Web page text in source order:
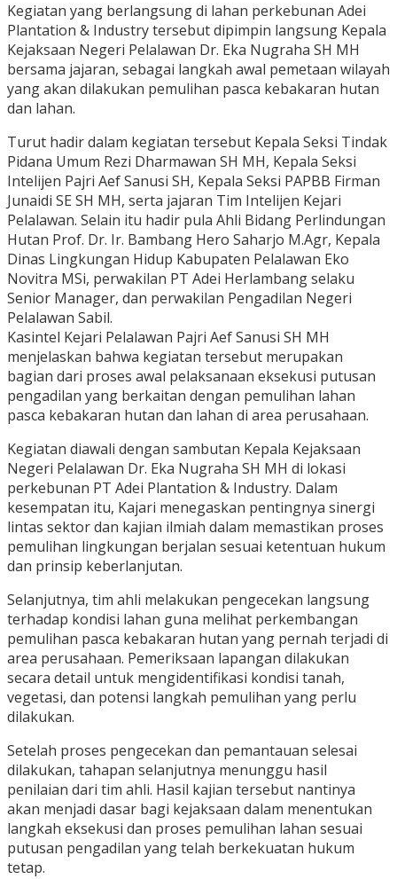
Kegiatan yang berlangsung di lahan perkebunan Adei
Plantation & Industry tersebut dipimpin langsung Kepala
Kejaksaan Negeri Pelalawan Dr. Eka Nugraha SH MH
bersama jajaran, sebagai langkah awal pemetaan wilayah
yang akan dilakukan pemulihan pasca kebakaran hutan
dan lahan.
Turut hadir dalam kegiatan tersebut Kepala Seksi Tindak
Pidana Umum Rezi Dharmawan SH MH, Kepala Seksi
Intelijen Pajri Aef Sanusi SH, Kepala Seksi PAPBB Firman
Junaidi SE SH MH, serta jajaran Tim Intelijen Kejari
Pelalawan. Selain itu hadir pula Ahli Bidang Perlindungan
Hutan Prof. Dr. Ir. Bambang Hero Saharjo M.Agr, Kepala
Dinas Lingkungan Hidup Kabupaten Pelalawan Eko
Novitra MSi, perwakilan PT Adei Herlambang selaku
Senior Manager, dan perwakilan Pengadilan Negeri
Pelalawan Sabil.
Kasintel Kejari Pelalawan Pajri Aef Sanusi SH MH
menjelaskan bahwa kegiatan tersebut merupakan
bagian dari proses awal pelaksanaan eksekusi putusan
pengadilan yang berkaitan dengan pemulihan lahan
pasca kebakaran hutan dan lahan di area perusahaan.
Kegiatan diawali dengan sambutan Kepala Kejaksaan
Negeri Pelalawan Dr. Eka Nugraha SH MH di lokasi
perkebunan PT Adei Plantation & Industry. Dalam
kesempatan itu, Kajari menegaskan pentingnya sinergi
lintas sektor dan kajian ilmiah dalam memastikan proses
pemulihan lingkungan berjalan sesuai ketentuan hukum
dan prinsip keberlanjutan.
Selanjutnya, tim ahli melakukan pengecekan langsung
terhadap kondisi lahan guna melihat perkembangan
pemulihan pasca kebakaran hutan yang pernah terjadi di
area perusahaan. Pemeriksaan lapangan dilakukan
secara detail untuk mengidentifikasi kondisi tanah,
vegetasi, dan potensi langkah pemulihan yang perlu
dilakukan.
Setelah proses pengecekan dan pemantauan selesai
dilakukan, tahapan selanjutnya menunggu hasil
penilaian dari tim ahli. Hasil kajian tersebut nantinya
akan menjadi dasar bagi kejaksaan dalam menentukan
langkah eksekusi dan proses pemulihan lahan sesuai
putusan pengadilan yang telah berkekuatan hukum
tetap.